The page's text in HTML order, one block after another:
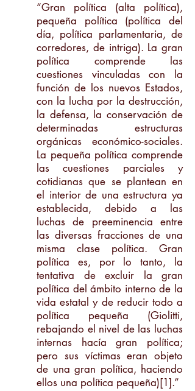
“Gran política (alta política),
pequeña política (política del
día, política parlamentaria, de
corredores, de intriga). La gran
política comprende las
cuestiones vinculadas con la
función de los nuevos Estados,
con la lucha por la destrucción,
la defensa, la conservación de
determinadas estructuras
orgánicas económico-sociales.
La pequeña política comprende
las cuestiones parciales y
cotidianas que se plantean en
el interior de una estructura ya
establecida, debido a las
luchas de preeminencia entre
las diversas fracciones de una
misma clase política. Gran
política es, por lo tanto, la
tentativa de excluir la gran
política del ámbito interno de la
vida estatal y de reducir todo a
política pequeña (Giolitti,
rebajando el nivel de las luchas
internas hacía gran política;
pero sus víctimas eran objeto
de una gran política, haciendo
ellos una política pequeña)[1].”